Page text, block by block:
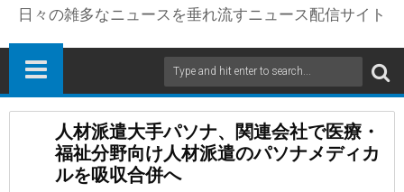
日々の雑多なニュースを垂れ流すニュース配信サイト
人材派遣大手パソナ、関連会社で医療・
福祉分野向け人材派遣のパソナメディカ
ルを吸収合併へ